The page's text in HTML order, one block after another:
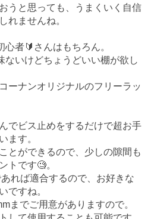
うと思っても、うまくいく自信
れませんね。
者🔰さんはもちろん。
ないけどちょうどいい棚が欲し
ーナンオリジナルのフリーラッ
でビス止めをするだけで超お手
ます。
とができるので、少しの隙間も
トです🧐。
れば適合するので、お好きな
ですね。
までご用意がありますので。